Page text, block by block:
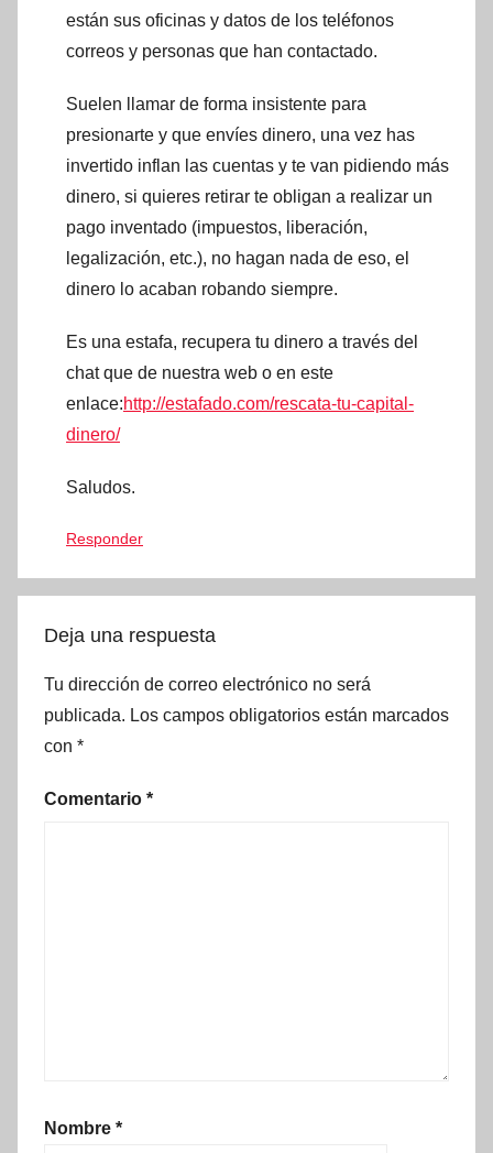
están sus oficinas y datos de los teléfonos
correos y personas que han contactado.
Suelen llamar de forma insistente para
presionarte y que envíes dinero, una vez has
invertido inflan las cuentas y te van pidiendo más
dinero, si quieres retirar te obligan a realizar un
pago inventado (impuestos, liberación,
legalización, etc.), no hagan nada de eso, el
dinero lo acaban robando siempre.
Es una estafa, recupera tu dinero a través del
chat que de nuestra web o en este
enlace:http://estafado.com/rescata-tu-capital-
dinero/
Saludos.
Responder
Deja una respuesta
Tu dirección de correo electrónico no será
publicada. Los campos obligatorios están marcados
con *
Comentario *
Nombre *